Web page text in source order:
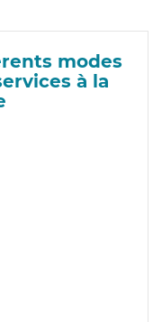
modes
à la